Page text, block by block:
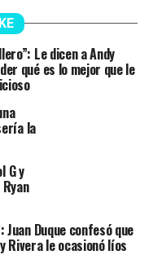
Le dicen a Andy
qué es lo mejor que le
la
G y
Juan Duque confesó que
Rivera le ocasionó líos